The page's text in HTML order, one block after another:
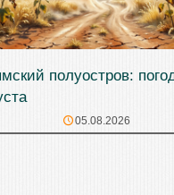
полуостров:
05.08.2026